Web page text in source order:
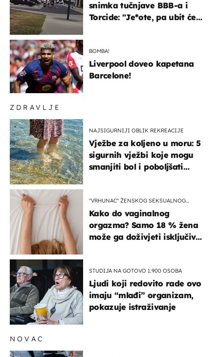
ZDRAVLJE
NAJSIGURNIJI OBLIK REKREACIJE
Vježbe za koljeno u moru: 5
sigurnih vježbi koje mogu
smanjiti bol i poboljšati
"VRHUNAC" ŽENSKOG SEKSUALNOG
Kako do vaginalnog
orgazma? Samo 18 % žena
može ga doživjeti isključivo
STUDIJA NA GOTOVO 1.900 OSOBA
Ljudi koji redovito rade ovo
imaju “mlađi” organizam,
pokazuje istraživanje
snimka tučnjave BBB-a i
Torcide: "Je*ote, pa ubit će
BOMBA!
Liverpool doveo kapetana
Barcelone!
NOVAC